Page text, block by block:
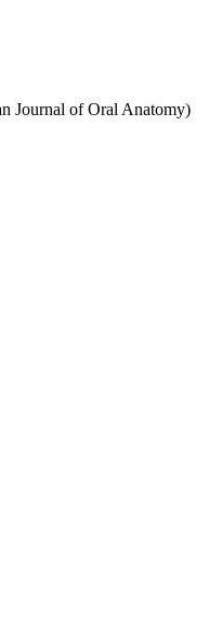
of Oral Anatomy)